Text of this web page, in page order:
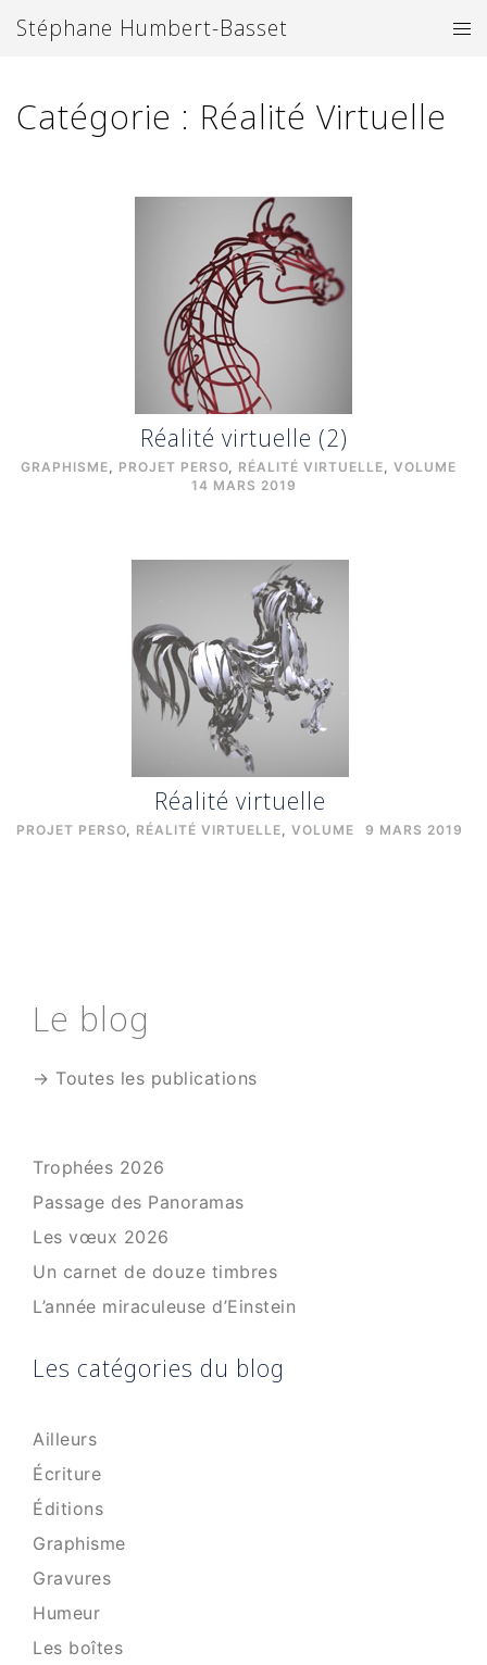
auStéphane Humbert-Basset
Catégorie : Réalité Virtuelle
Réalité virtuelle (2)
GRAPHISME, PROJET PERSO, RÉALITÉ VIRTUELLE, VOLUME
14 MARS 2019
Réalité virtuelle
PROJET PERSO, RÉALITÉ VIRTUELLE, VOLUME 9 MARS 2019
Le blog
→ Toutes les publications
Trophées 2026
Passage des Panoramas
Les vœux 2026
Un carnet de douze timbres
L’année miraculeuse d’Einstein
Les catégories du blog
Ailleurs
Écriture
Éditions
Graphisme
Gravures
Humeur
Les boîtes